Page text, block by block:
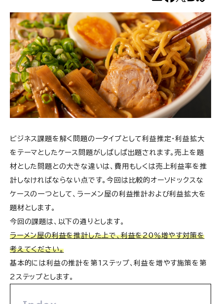
ビジネス課題を解く問題の一タイプとして利益推定・利益拡大
をテーマとしたケース問題がしばしば出題されます。売上を題
材とした問題との大きな違いは、費用もしくは売上利益率を推
計しなければならない点です。今回は比較的オーソドックスな
ケースの一つとして、ラーメン屋の利益推計および利益拡大を
題材とします。
今回の課題は、以下の通りとします。
ラーメン屋の利益を推計した上で、利益を20％増やす対策を
考えてください。
基本的には利益の推計を第1ステップ、利益を増やす施策を第
2ステップとします。